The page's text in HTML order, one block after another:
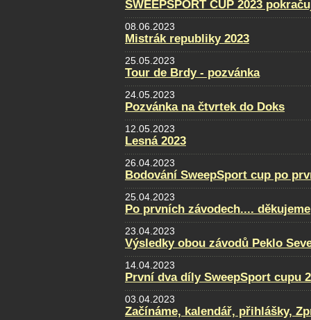
SWEEPSPORT CUP 2023
08.06.2023
Mistrák republiky 2023
25.05.2023
Tour de Brdy - pozvánka
24.05.2023
Pozvánka na čtvrtek do Doks
12.05.2023
Lesná 2023
26.04.2023
Bodování SweepSport cup po
25.04.2023
Po prvních závodech.... děkujeme
23.04.2023
Výsledky obou závodů Peklo
14.04.2023
První dva díly SweepSport cupu
03.04.2023
Začínáme, kalendář, přihlášky,